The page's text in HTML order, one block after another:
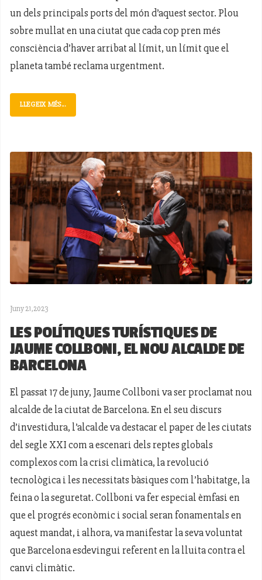
un dels principals ports del món d’aquest sector. Plou
sobre mullat en una ciutat que cada cop pren més
consciència d’haver arribat al límit, un límit que el
planeta també reclama urgentment.
LLEGEIX MÉS...
Juny 21,2023
LES POLÍTIQUES TURÍSTIQUES DE
JAUME COLLBONI, EL NOU ALCALDE DE
BARCELONA
El passat 17 de juny, Jaume Collboni va ser proclamat nou
alcalde de la ciutat de Barcelona. En el seu discurs
d’investidura, l’alcalde va destacar el paper de les ciutats
del segle XXI com a escenari dels reptes globals
complexos com la crisi climàtica, la revolució
tecnològica i les necessitats bàsiques com l’habitatge, la
feina o la seguretat. Collboni va fer especial èmfasi en
que el progrés econòmic i social seran fonamentals en
aquest mandat, i alhora, va manifestar la seva voluntat
que Barcelona esdevingui referent en la lluita contra el
canvi climàtic.